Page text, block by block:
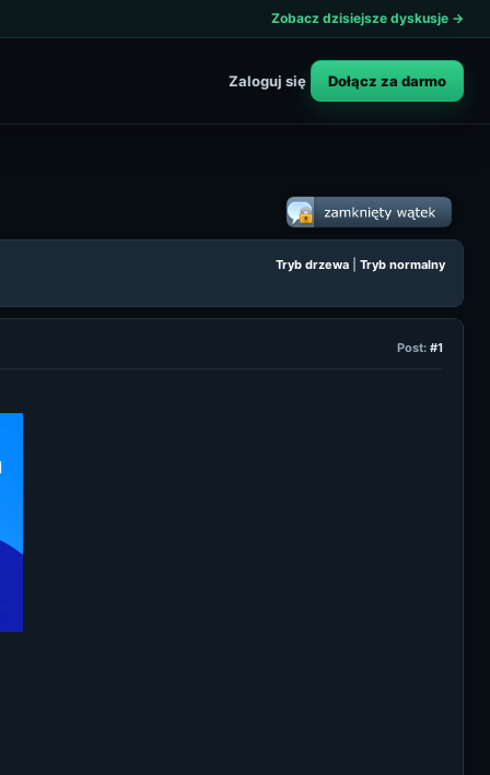
Zobacz dzisiejsze dyskusje →
Zaloguj się Dołącz za darmo
Tryb drzewa Tryb normalny
Post: #1